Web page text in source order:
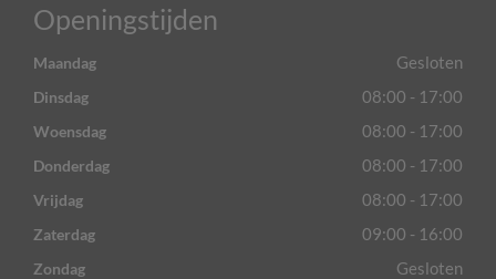
Openingstijden
Maandag Gesloten
Dinsdag 08:00 - 17:00
Woensdag 08:00 - 17:00
Donderdag 08:00 - 17:00
Vrijdag 08:00 - 17:00
Zaterdag 09:00 - 16:00
Zondag Gesloten